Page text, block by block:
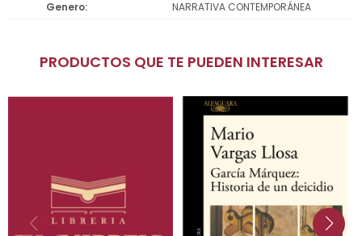
Genero
NARRATIVA CONTEMPORÁNEA
PRODUCTOS QUE TE PUEDEN INTERESAR